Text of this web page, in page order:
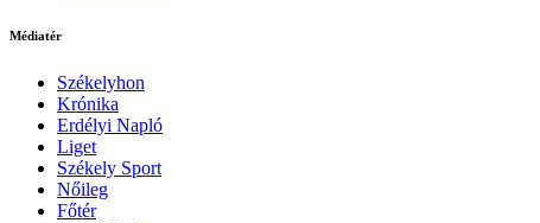
Médiatér
Székelyhon
Krónika
Erdélyi Napló
Liget
Székely Sport
Nőileg
Főtér